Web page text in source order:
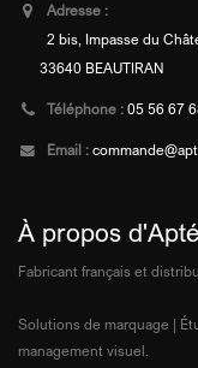
Adresse :
2 bis, Impasse du
33640 BEAUTIRAN
Téléphone : 05 56 67
Email :
À propos
Fabricant français et
Solutions de marquage |
management visuel.